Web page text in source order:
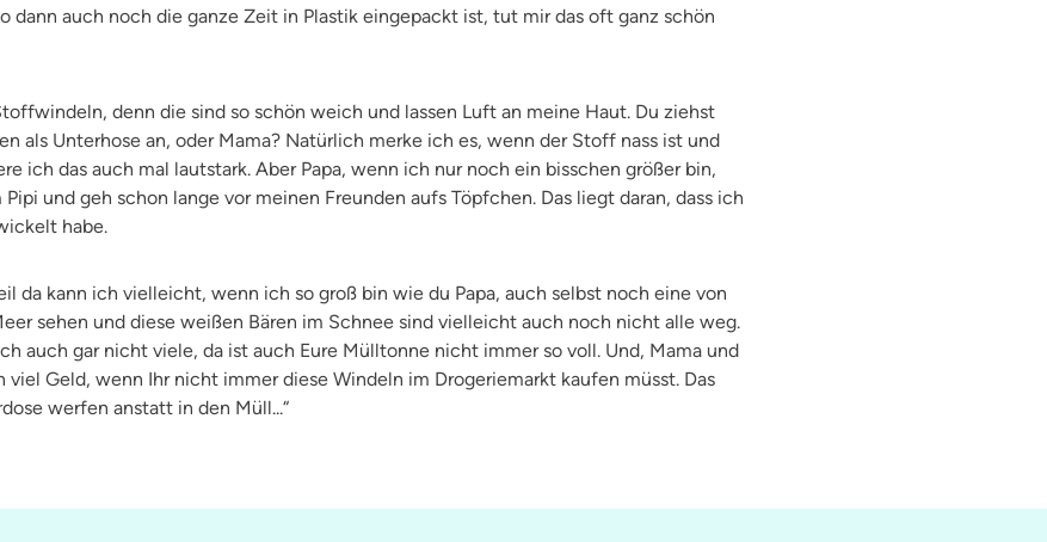
dann auch noch die ganze Zeit in Plastik eingepackt ist, tut mir das oft ganz schön
denn die sind so schön weich und lassen Luft an meine Haut. Du ziehst
als Unterhose an, oder Mama? Natürlich merke ich es, wenn der Stoff nass ist und
ich das auch mal lautstark. Aber Papa, wenn ich nur noch ein bisschen größer bin,
und geh schon lange vor meinen Freunden aufs Töpfchen. Das liegt daran, dass ich
habe.
da kann ich vielleicht, wenn ich so groß bin wie du Papa, auch selbst noch eine von
sehen und diese weißen Bären im Schnee sind vielleicht auch noch nicht alle weg.
auch gar nicht viele, da ist auch Eure Mülltonne nicht immer so voll. Und, Mama und
viel Geld, wenn Ihr nicht immer diese Windeln im Drogeriemarkt kaufen müsst. Das
werfen anstatt in den Müll...“